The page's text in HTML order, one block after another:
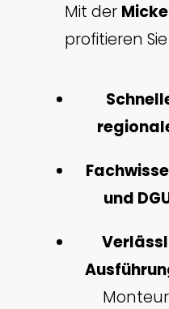
Mit der
profitieren
und